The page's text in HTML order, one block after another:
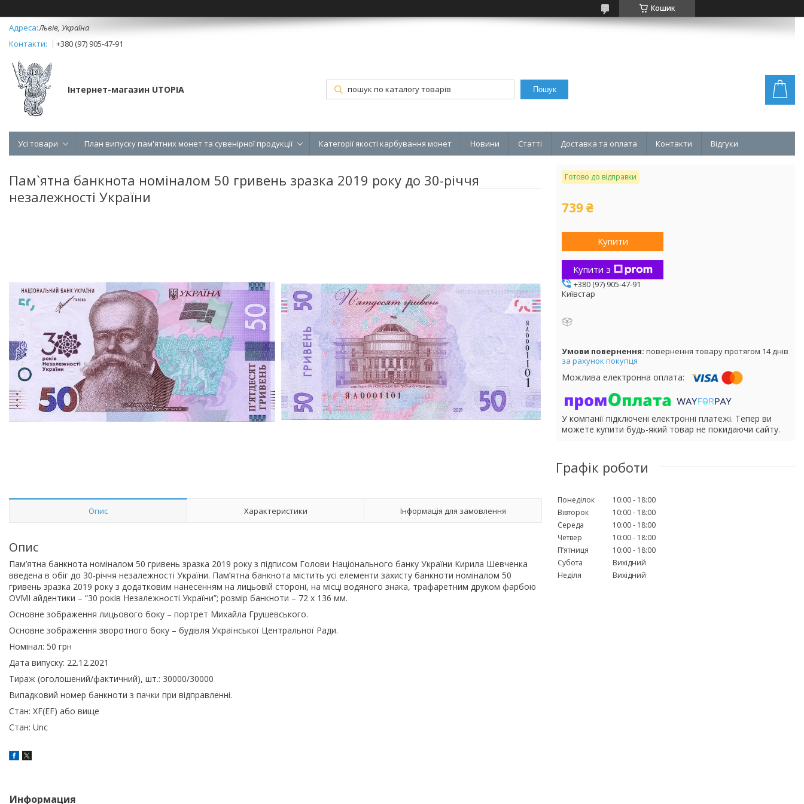
Кошик
Львів, Україна
+380 (97) 905-47-91
Інтернет-магазин UTOPIA Пошук
Усі товари План випуску пам'ятних монет та сувенірної продукції Категорії якості карбування монет Новини Статті Доставка та оплата Контакти Відгуки
Пам`ятна банкнота номіналом 50 гривень зразка 2019 року до 30-річчя
незалежності України
Опис Характеристики Інформація для замовлення
Опис
Пам’ятна банкнота номіналом 50 гривень зразка 2019 року з підписом Голови Національного банку України Кирила Шевченка
введена в обіг до 30-річчя незалежності України. Пам’ятна банкнота містить усі елементи захисту банкноти номіналом 50
гривень зразка 2019 року з додатковим нанесенням на лицьовій стороні, на місці водяного знака, трафаретним друком фарбою
OVMI айдентики – “30 років Незалежності України”; розмір банкноти – 72 x 136 мм.
Основне зображення лицьового боку – портрет Михайла Грушевського.
Основне зображення зворотного боку – будівля Української Центральної Ради.
Номінал: 50 грн
Дата випуску: 22.12.2021
Тираж (оголошений/фактичний), шт.: 30000/30000
Випадковий номер банкноти з пачки при відправленні.
Стан: XF(EF) або вище
Стан: Unc
Готово до відправки
739 ₴
Купити
Купити з
+380 (97) 905-47-91
Київстар
повернення товару протягом 14 днів
за рахунок покупця
У компанії підключені електронні платежі. Тепер ви
можете купити будь-який товар не покидаючи сайту.
Графік роботи
Понеділок 10:00
18:00
Вівторок
10:00
18:00
Середа
10:00
18:00
Четвер
10:00
18:00
Пʼятниця
10:00
18:00
Субота
Вихідний
Неділя
Вихідний
Информация